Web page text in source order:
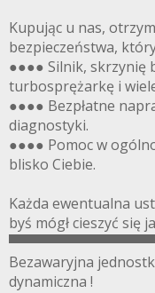
Kupując u nas,
bezpieczeństwa,
●●●● Silnik, skrzynię
turbosprężarkę i
●●●● Bezpłatne
diagnostyki.
●●●● Pomoc w
blisko Ciebie.
Każda ewentualna
byś mógł cieszyć się
Bezawaryjna
dynamiczna !